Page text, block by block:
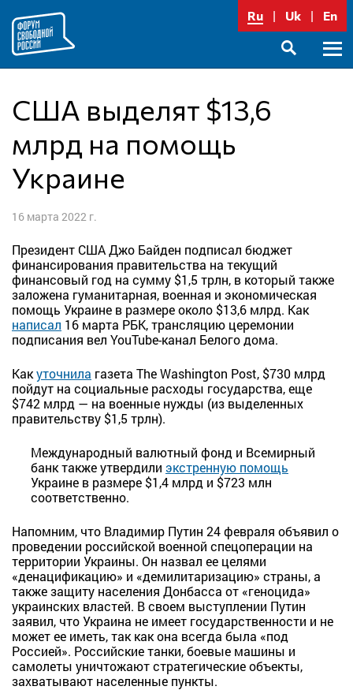
содержимому
Ru Uk En
США выделят $13,6
млрд на помощь
Украине
16 марта 2022 г.
Президент США Джо Байден подписал бюджет
финансирования правительства на текущий
финансовый год на сумму $1,5 трлн, в который также
заложена гуманитарная, военная и экономическая
помощь Украине в размере около $13,6 млрд. Как
написал 16 марта РБК, трансляцию церемонии
подписания вел YouTube-канал Белого дома.
Какуточнила газета The Washington Post, $730 млрд
пойдут на социальные расходы государства, еще
$742 млрд — на военные нужды (из выделенных
правительству $1,5 трлн).
Международный валютный фонд и Всемирный
банк также утвердили экстренную помощь
Украине в размере $1,4 млрд и $723 млн
соответственно.
Напомним, что Владимир Путин 24 февраля объявил о
проведении российской военной спецоперации на
территории Украины. Он назвал ее целями
«денацификацию» и «демилитаризацию» страны, а
также защиту населения Донбасса от «геноцида»
украинских властей. В своем выступлении Путин
заявил, что Украина не имеет государственности и не
может ее иметь, так как она всегда была «под
Россией». Российские танки, боевые машины и
самолеты уничтожают стратегические объекты,
захватывают населенные пункты.